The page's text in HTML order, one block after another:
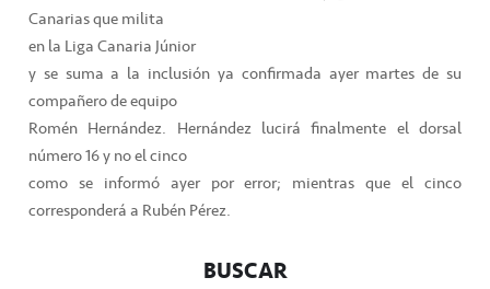
Canarias que milita
enla Liga CanariaJúnior
y se suma a la inclusión ya confirmada ayer martes de su
compañero de equipo
Romén Hernández. Hernández lucirá finalmente el dorsal
número 16 y no el cinco
como se informó ayer por error; mientras que el cinco
corresponderá a Rubén Pérez.
BUSCAR